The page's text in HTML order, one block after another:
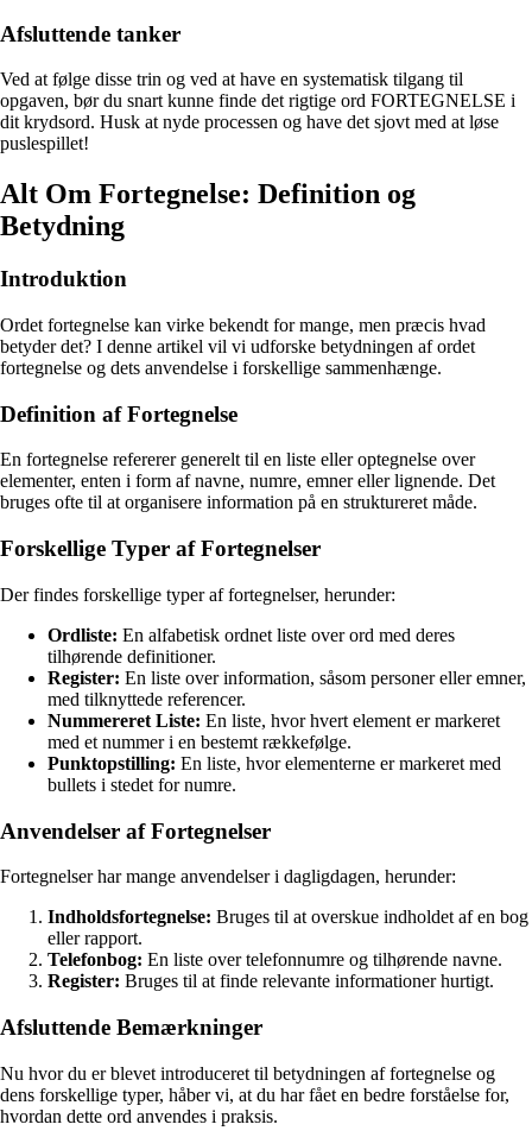
Afsluttende tanker
Ved at følge disse trin og ved at have en systematisk tilgang til
opgaven, bør du snart kunne finde det rigtige ord FORTEGNELSE i
dit krydsord. Husk at nyde processen og have det sjovt med at løse
puslespillet!
Alt Om Fortegnelse: Definition og
Betydning
Introduktion
Ordet fortegnelse kan virke bekendt for mange, men præcis hvad
betyder det? I denne artikel vil vi udforske betydningen af ordet
fortegnelse og dets anvendelse i forskellige sammenhænge.
Definition af Fortegnelse
En fortegnelse refererer generelt til en liste eller optegnelse over
elementer, enten i form af navne, numre, emner eller lignende. Det
bruges ofte til at organisere information på en struktureret måde.
Forskellige Typer af Fortegnelser
Der findes forskellige typer af fortegnelser, herunder:
Ordliste: En alfabetisk ordnet liste over ord med deres
tilhørende definitioner.
Register: En liste over information, såsom personer eller emner,
med tilknyttede referencer.
Nummereret Liste: En liste, hvor hvert element er markeret
med et nummer i en bestemt rækkefølge.
Punktopstilling: En liste, hvor elementerne er markeret med
bullets i stedet for numre.
Anvendelser af Fortegnelser
Fortegnelser har mange anvendelser i dagligdagen, herunder:
Indholdsfortegnelse: Bruges til at overskue indholdet af en bog
eller rapport.
Telefonbog: En liste over telefonnumre og tilhørende navne.
Register: Bruges til at finde relevante informationer hurtigt.
Afsluttende Bemærkninger
Nu hvor du er blevet introduceret til betydningen af fortegnelse og
dens forskellige typer, håber vi, at du har fået en bedre forståelse for,
hvordan dette ord anvendes i praksis.